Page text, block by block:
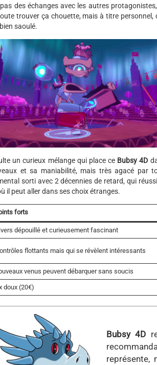
des échanges avec les autres
trouver ça chouette, mais à titre personnel,
saoulé.
un curieux mélange qui place ce Bubsy 4D
et sa maniabilité, mais très agacé par
sorti avec 2 décennies de retard, qui
il peut aller dans ses choix étranges.
forts
dépouillé et curieusement fascinant
flottants mais qui se révèlent intéressants
venus peuvent débarquer sans soucis
doux (20€)
Bubsy 4D
représente,